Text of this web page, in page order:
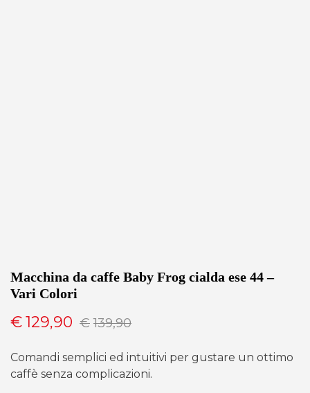
Macchina da caffe Baby Frog cialda ese 44 –
Vari Colori
€ 139,90Il
originale
era:
€139,90.
€129,90
Il
attuale
è:
€129,90.
Comandi semplici ed intuitivi per gustare un ottimo
caffè senza complicazioni.